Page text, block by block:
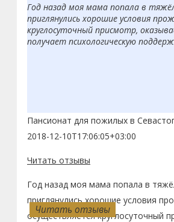
Читать отзывы
Читать отзывы
Читать отзывы
Читать отзывы
Год назад моя мама попала в
приглянулись хорошие условия
круглосуточный присмотр,
получает психологическую
Читать отзывы
Пансионат для пожилых в
2018-12-10T17:06:05+03:00
Читать отзывы
Год назад моя мама попала в
приглянулись хорошие условия
осуществляется круглосуточный
Читать отзывы
Читать отзывы
Читать отзывы
Читать отзывы
Читать отзывы